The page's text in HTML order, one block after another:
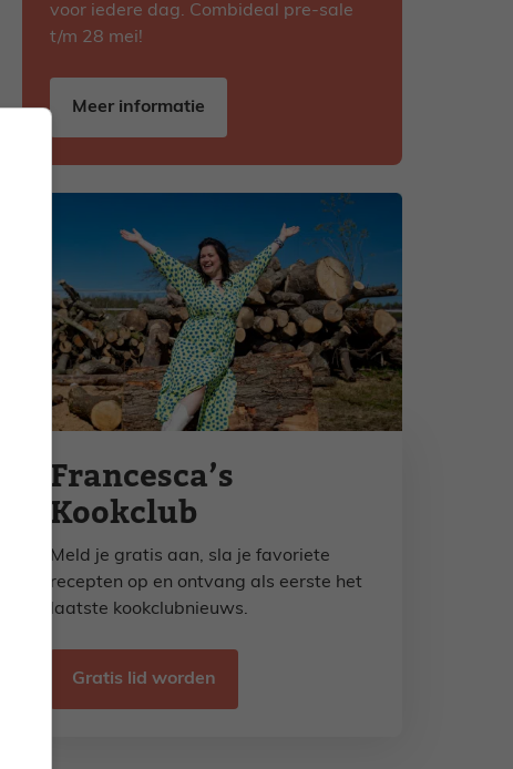
voor iedere dag. Combideal pre-sale
t/m 28 mei!
Meer informatie
Francesca’s
Kookclub
Meld je gratis aan, sla je favoriete
recepten op en ontvang als eerste het
laatste kookclubnieuws.
Gratis lid worden